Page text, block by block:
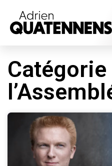
Catégorie